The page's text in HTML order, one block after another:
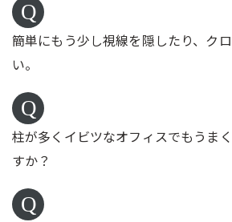
簡単にもう少し視線を隠したり、ク
い。
柱が多くイビツなオフィスでもうま
すか？